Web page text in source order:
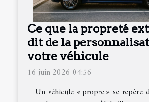
Ce que la propreté
dit de la
votre véhicule
16 juin 2026 04:56
Un véhicule « propre » se repère